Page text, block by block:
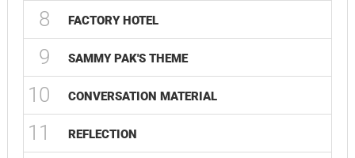
8 FACTORY HOTEL
9 SAMMY PAK'S THEME
10 CONVERSATION MATERIAL
11 REFLECTION